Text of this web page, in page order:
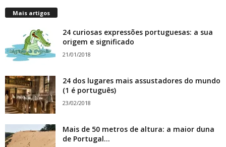
Mais artigos
24 curiosas expressões portuguesas: a sua
origem e significado
21/01/2018
24 dos lugares mais assustadores do mundo
(1 é português)
23/02/2018
Mais de 50 metros de altura: a maior duna
de Portugal...